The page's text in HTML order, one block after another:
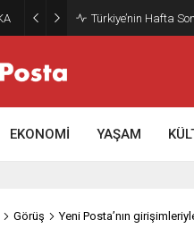
Gazze’nin geleceği:
EKONOMİ YAŞAM
Görüş Yeni Posta’nın